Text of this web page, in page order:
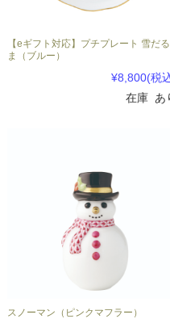
【eギフト対応】プチプレート 雪だる
ま（ブルー）
¥8,800(税
在庫 あ
スノーマン（ピンクマフラー）